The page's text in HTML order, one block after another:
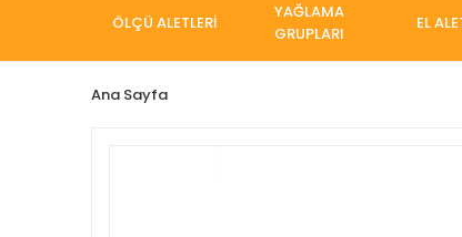
ÖLÇÜ ALETLERİ
YAĞLAMA
GRUPLARI
EL
Ana Sayfa